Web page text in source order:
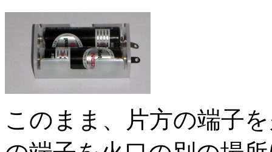
このまま、片方の端子